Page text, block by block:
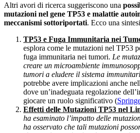
Altri avori di ricerca suggeriscono una
mutazioni nel gene TP53 e malattie
meccanismi sottoriportati. Ecco una
TP53 e Fuga Immunitaria nei
esplora come le mutazioni nel TP53
fuga immunitaria nei tumori. Le
creare un microambiente
tumori a eludere il sistema
potrebbe avere implicazioni anche
dove un’inadeguata regolazione
giocare un ruolo significativo​ (
Effetti delle Mutazioni TP53 nel
ha esaminato l’impatto delle
ha osservato che tali mutazioni